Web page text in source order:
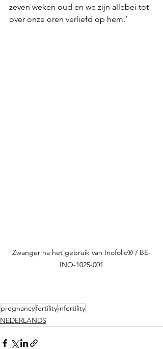
zeven weken oud en we zijn allebei tot
over onze oren verliefd op hem.’
Zwanger na het gebruik van Inofolic® / BE-
INO-1025-001
pregnancyfertilityinfertility
NEDERLANDS